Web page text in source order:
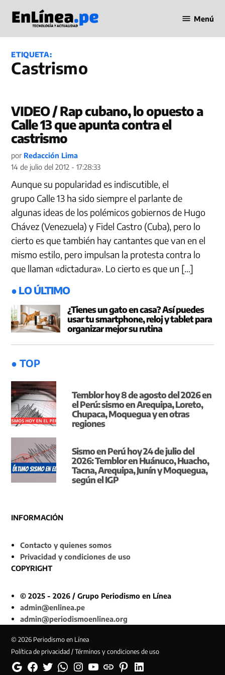
contenido
en Línea
Menú
ETIQUETA:
Castrismo
VIDEO / Rap cubano, lo opuesto a
Calle 13 que apunta contra el
castrismo
por Redacción Lima
14 de julio del 2012 - 17:28:33
Aunque su popularidad es indiscutible, el
grupo Calle 13 ha sido siempre el parlante de
algunas ideas de los polémicos gobiernos de Hugo
Chávez (Venezuela) y Fidel Castro (Cuba), pero lo
cierto es que también hay cantantes que van en el
mismo estilo, pero impulsan la protesta contra lo
que llaman «dictadura». Lo cierto es que un […]
● LO ÚLTIMO
¿Tienes un gato en casa? Así puedes
usar tu smartphone, reloj y tablet para
organizar mejor su rutina
● TOP
Temblor hoy 8 de agosto del 2026 en
el Perú: sismo en Arequipa, Loreto,
Chupaca, Moquegua y en otras
regiones
Sismo en Perú hoy 24 de julio del
2026: Temblor en Huánuco, Huacho,
Tacna, Arequipa, Junín y Moquegua,
según el IGP
INFORMACIÓN
Contacto y quienes somos
Privacidad y condiciones de uso
COPYRIGHT
© 2025 - 2026 / Grupo Periodismo en Línea
admin@enlinea.pe
admin@periodismoenlinea.org
© 2026 Periodismo en Línea
Política de privacidad / Términos y condiciones de uso
GoogleFacebookTwitterWhatsappInstagramYouTubeWeb PinterestLinkedin